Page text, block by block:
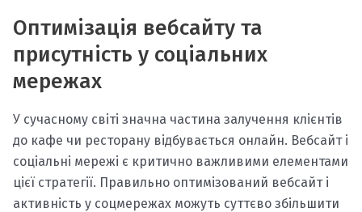
Оптимізація вебсайту та
присутність у соціальних
мережах
У сучасному світі значна частина залучення клієнтів
до кафе чи ресторану відбувається онлайн. Вебсайт і
соціальні мережі є критично важливими елементами
цієї стратегії. Правильно оптимізований вебсайт і
активність у соцмережах можуть суттєво збільшити